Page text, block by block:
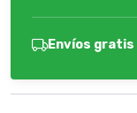
Envíos gratis